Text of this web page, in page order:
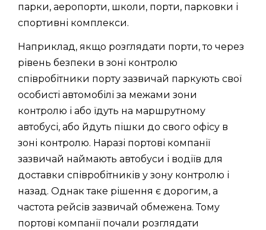
парки, аеропорти, школи, порти, парковки і
спортивні комплекси.
Наприклад, якщо розглядати порти, то через
рівень безпеки в зоні контролю
співробітники порту зазвичай паркують свої
особисті автомобілі за межами зони
контролю і або їдуть на маршрутному
автобусі, або йдуть пішки до свого офісу в
зоні контролю. Наразі портові компанії
зазвичай наймають автобуси і водіїв для
доставки співробітників у зону контролю і
назад. Однак таке рішення є дорогим, а
частота рейсів зазвичай обмежена. Тому
портові компанії почали розглядати